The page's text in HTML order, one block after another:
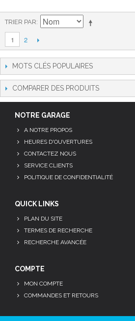
TRIER PAR
1 2
MOTS CLÉS POPULAIRES
COMPARER DES PRODUITS
NOTRE GARAGE
A NOTRE PROPOS
HEURES D'OUVERTURES
CONTACTEZ NOUS
SERVICE CLIENTS
POLITIQUE DE CONFIDENTIALITÉ
QUICK LINKS
PLAN DU SITE
TERMES DE RECHERCHE
RECHERCHE AVANCÉE
COMPTE
MON COMPTE
COMMANDES ET RETOURS